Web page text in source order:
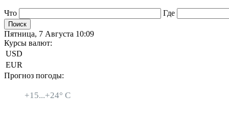
Что Где
Пятница, 7 Августа 10:09
Курсы валют:
USD
EUR
Прогноз погоды:
+15...+24° C